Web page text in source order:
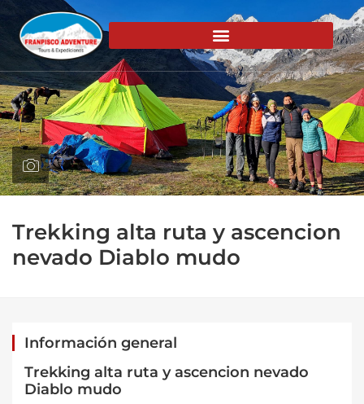
Trekking alta ruta y ascencion
nevado Diablo mudo
Información general
Trekking alta ruta y ascencion nevado
Diablo mudo